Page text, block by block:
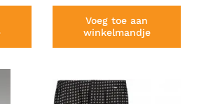
Voeg toe aan
winkelmandje